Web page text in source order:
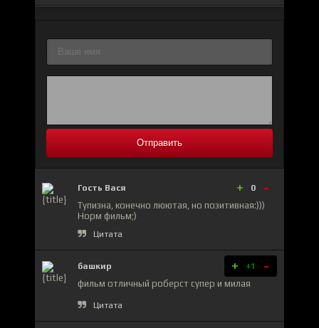
сезон
Отправить
Гость Вася + 0 -
Тупизна, конечно люютая, но позитивная:)))
Норм фильм;)
Цитата
башкир + +1 -
фильм отличный роберст супер и милая
Цитата